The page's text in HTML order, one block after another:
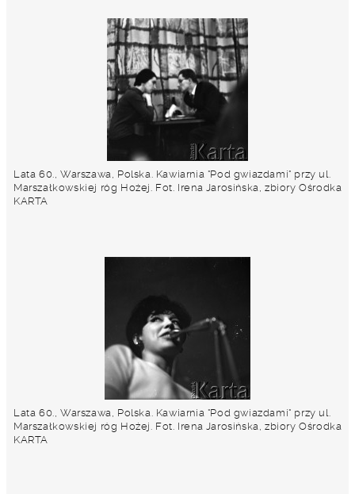
Lata 60., Warszawa, Polska. Kawiarnia "Pod gwiazdami" przy ul.
Marszałkowskiej róg Hożej. Fot. Irena Jarosińska, zbiory Ośrodka
KARTA
Lata 60., Warszawa, Polska. Kawiarnia "Pod gwiazdami" przy ul.
Marszałkowskiej róg Hożej. Fot. Irena Jarosińska, zbiory Ośrodka
KARTA